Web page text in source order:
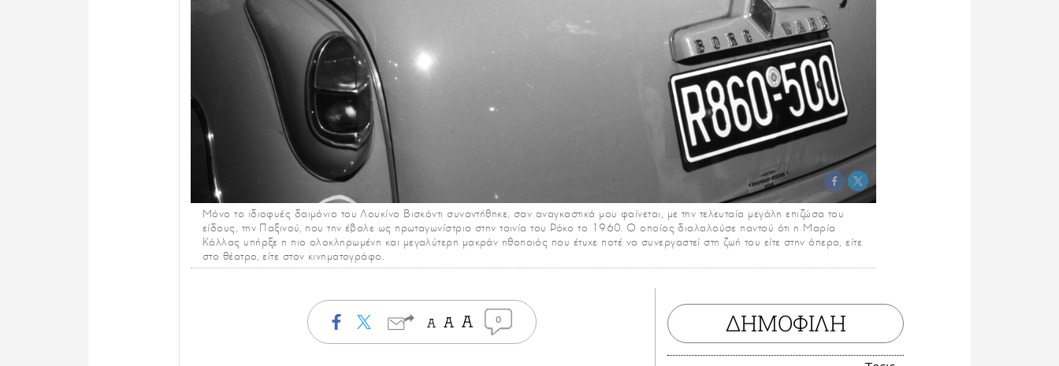
Μόνο το ιδιοφυές δαιμόνιο του Λουκίνο Βισκόντι συναντήθηκε, σαν αναγκαστικά μου φαίνεται, με την τελευταία μεγάλη επιζώσα του
είδους, την Παξινού, που την έβαλε ως πρωταγωνίστρια στην ταινία του Ρόκο το 1960. Ο οποίος διαλαλούσε παντού ότι η Μαρία
Κάλλας υπήρξε η πιο ολοκληρωμένη και μεγαλύτερη μακράν ηθοποιός που έτυχε ποτέ να συνεργαστεί στη ζωή του είτε στην όπερα, είτε
στο θέατρο, είτε στον κινηματογράφο.
0 ΔΗΜΟΦΙΛΗ